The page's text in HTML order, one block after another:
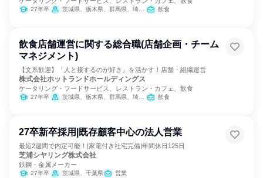
27年卒 茨城県、栃木県、群馬県、埼玉県、千葉県、東京都、神奈川県 飲食
飲食店舗運営に関する総合職(店舗企画・チーム
マネジメント)
【文系歓迎】「人と接するのが好き」を活かす！店舗・組織運営
株式会社ホットランドホールディングス
ケータリング・フードサービス、レストラン・カフェ、飲食
27年卒 茨城県、栃木県、群馬県、埼玉県、千葉県、東京都、神奈川県 飲食
27卒新卒採用|既存顧客中心の法人営業
最短2週間で内定可能！|家電付き社宅完備|年間休日125日
芝浦シヤリング株式会社
鉄鋼・金属メーカー
27年卒 茨城県、千葉県 営業